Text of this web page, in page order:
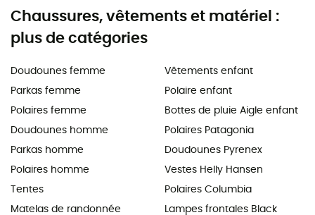
Chaussures, vêtements et matériel :
plus de catégories
Doudounes femme
Parkas femme
Polaires femme
Doudounes homme
Parkas homme
Polaires homme
Tentes
Matelas de randonnée
Vêtements enfant
Polaire enfant
Bottes de pluie Aigle enfant
Polaires Patagonia
Doudounes Pyrenex
Vestes Helly Hansen
Polaires Columbia
Lampes frontales Black